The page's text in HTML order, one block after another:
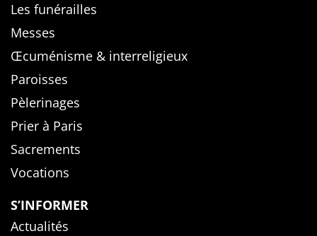
Les funérailles
Messes
Œcuménisme & interreligieux
Paroisses
Pèlerinages
Prier à Paris
Sacrements
Vocations
S’INFORMER
Actualités